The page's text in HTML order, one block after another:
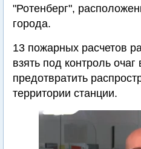
"Ротенберг",
города.
13 пожарных расчетов
взять под контроль очаг
предотвратить
территории станции.